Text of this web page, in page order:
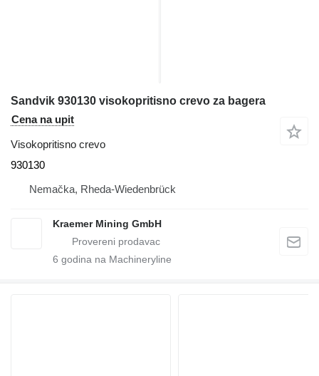
Sandvik 930130 visokopritisno crevo za bagera
Cena na upit
Visokopritisno crevo
930130
Nemačka, Rheda-Wiedenbrück
Kraemer Mining GmbH
6 godina na Machineryline